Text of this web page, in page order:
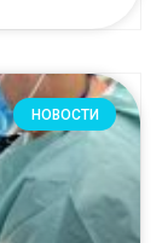
НОВОСТИ